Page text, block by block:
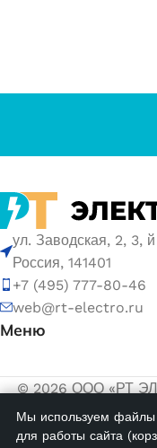
ул. Заводская, 2, 3,
Россия, 141401
+7 (495) 777-80-46
web@rt-electro.ru
Меню
© 2026 ООО «РТ
Мы используем файлы
для работы сайта